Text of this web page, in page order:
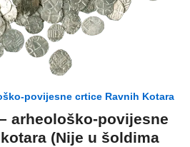
povijesne crtice Ravnih Kotara
arheološko-povijesne
(Nije u šoldima